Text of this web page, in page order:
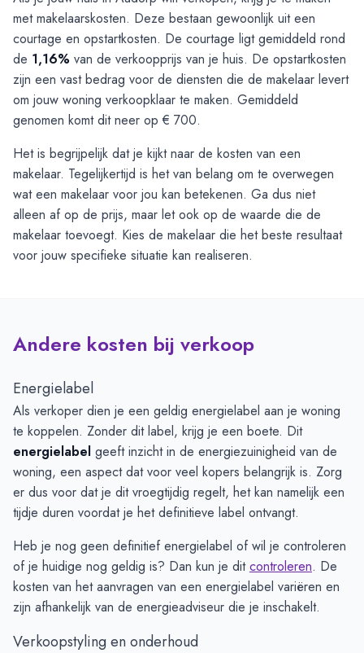
met makelaarskosten. Deze bestaan gewoonlijk uit een
courtage en opstartkosten. De courtage ligt gemiddeld rond
de 1,16% van de verkoopprijs van je huis. De opstartkosten
zijn een vast bedrag voor de diensten die de makelaar levert
om jouw woning verkoopklaar te maken. Gemiddeld
genomen komt dit neer op € 700.
Het is begrijpelijk dat je kijkt naar de kosten van een
makelaar. Tegelijkertijd is het van belang om te overwegen
wat een makelaar voor jou kan betekenen. Ga dus niet
alleen af op de prijs, maar let ook op de waarde die de
makelaar toevoegt. Kies de makelaar die het beste resultaat
voor jouw specifieke situatie kan realiseren.
Andere kosten bij verkoop
Energielabel
Als verkoper dien je een geldig energielabel aan je woning
te koppelen. Zonder dit label, krijg je een boete. Dit
energielabel geeft inzicht in de energiezuinigheid van de
woning, een aspect dat voor veel kopers belangrijk is. Zorg
er dus voor dat je dit vroegtijdig regelt, het kan namelijk een
tijdje duren voordat je het definitieve label ontvangt.
Heb je nog geen definitief energielabel of wil je controleren
of je huidige nog geldig is? Dan kun je ditcontroleren. De
kosten van het aanvragen van een energielabel variëren en
zijn afhankelijk van de energieadviseur die je inschakelt.
Verkoopstyling en onderhoud